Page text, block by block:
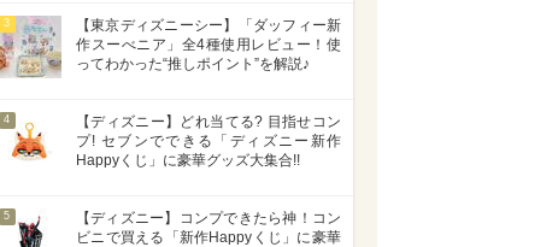
3
【東京ディズニーシー】「ダッフィー新
作スーべニア」全4種使用レビュー！使
ってわかった“推しポイント”を解説♪
4
【ディズニー】どれ当てる? 目指せコン
プ! セブンでできる「ディズニー新作
Happyくじ」に豪華グッズ大集合!!
5
【ディズニー】コンプできたら神！コン
ビニで買える「新作Happyくじ」に豪華